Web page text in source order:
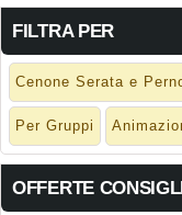
FILTRA PER
Cenone Serata e
Per Gruppi
OFFERTE